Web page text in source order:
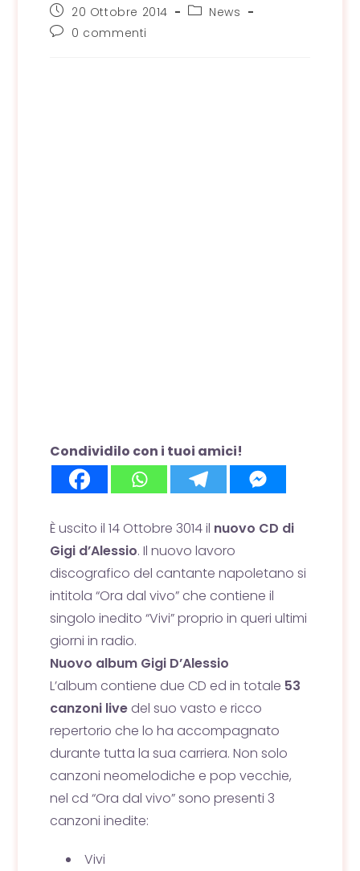
Articolo
pubblicato:
20 Ottobre 2014
Categoria
News
Commenti
0 commenti
Condividilo con i tuoi amici!
È uscito il 14 Ottobre 3014 il nuovo CD di
Gigi d’Alessio. Il nuovo lavoro
discografico del cantante napoletano si
intitola “Ora dal vivo” che contiene il
singolo inedito “Vivi” proprio in queri ultimi
giorni in radio.
Nuovo album Gigi D’Alessio
L’album contiene due CD ed in totale 53
canzoni live del suo vasto e ricco
repertorio che lo ha accompagnato
durante tutta la sua carriera. Non solo
canzoni neomelodiche e pop vecchie,
nel cd “Ora dal vivo” sono presenti 3
canzoni inedite:
Vivi